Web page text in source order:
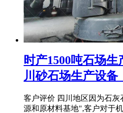
时产1500吨石场
川砂石场生产设备
客户评价 四川地区因为石
源和原材料基地",客户对于